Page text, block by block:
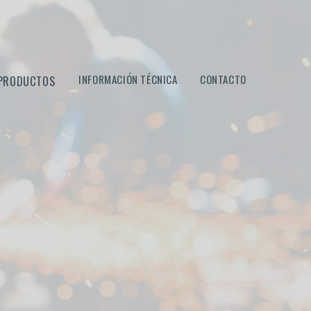
INFORMACIÓN TÉCNICA CONTACTO
Montevideo Uruguay